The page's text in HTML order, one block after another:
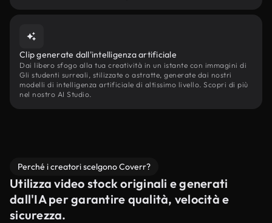
Clip generate dall'intelligenza artificiale
Dai libero sfogo alla tua creatività in un istante con immagini di
Gli studenti surreali, stilizzate o astratte, generate dai nostri
modelli di intelligenza artificiale di altissimo livello. Scopri di più
nel nostro AI Studio.
Perché i creatori scelgono Coverr?
Utilizza video stock originali e generati
dall'IA per garantire qualità, velocità e
sicurezza.